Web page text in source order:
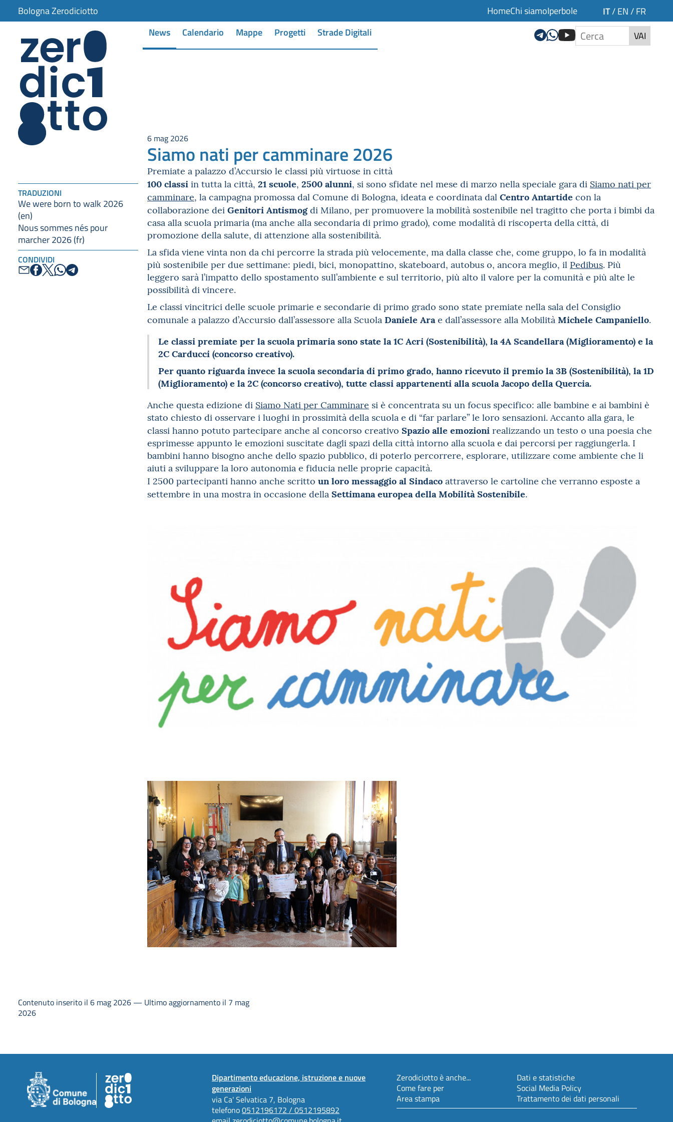
Bologna Zerodiciotto HomeChi siamoIperbole IT/ EN / FR
News Calendario Mappe Progetti Strade Digitali VAI
TRADUZIONI
We were born to walk 2026
(en)
Nous sommes nés pour
marcher 2026 (fr)
CONDIVIDI
6 mag 2026
Siamo nati per camminare 2026
Premiate a palazzo d’Accursio le classi più virtuose in città
100 classi in tutta la città, 21 scuole, 2500 alunni, si sono sfidate nel mese di marzo nella speciale gara di Siamo nati per
camminare, la campagna promossa dal Comune di Bologna, ideata e coordinata dal Centro Antartide con la
collaborazione dei Genitori Antismogdi Milano, per promuovere la mobilità sostenibile nel tragitto che porta i bimbi da
casa alla scuola primaria (ma anche alla secondaria di primo grado), come modalità di riscoperta della città, di
promozione della salute, di attenzione alla sostenibilità.
La sfida viene vinta non da chi percorre la strada più velocemente, ma dalla classe che, come gruppo, lo fa in modalità
più sostenibile per due settimane: piedi, bici, monopattino, skateboard, autobus o, ancora meglio, il Pedibus. Più
leggero sarà l’impatto dello spostamento sull’ambiente e sul territorio, più alto il valore per la comunità e più alte le
possibilità di vincere.
Le classi vincitrici delle scuole primarie e secondarie di primo grado sono state premiate nella sala del Consiglio
comunale a palazzo d’Accursio dall’assessore alla Scuola Daniele Arae dall’assessore alla Mobilità Michele Campaniello.
Le classi premiate per la scuola primaria sono state la 1C Acri (Sostenibilità), la 4A Scandellara (Miglioramento) e la
2C Carducci (concorso creativo).
Per quanto riguarda invece la scuola secondaria di primo grado, hanno ricevuto il premio la 3B (Sostenibilità), la 1D
(Miglioramento) e la 2C (concorso creativo), tutte classi appartenenti alla scuola Jacopo della Quercia.
Anche questa edizione di Siamo Nati per Camminare si è concentrata su un focus specifico: alle bambine e ai bambini è
stato chiesto di osservare i luoghi in prossimità della scuola e di “far parlare” le loro sensazioni. Accanto alla gara, le
classi hanno potuto partecipare anche al concorso creativo Spazio alle emozioni realizzando un testo o una poesia che
esprimesse appunto le emozioni suscitate dagli spazi della città intorno alla scuola e dai percorsi per raggiungerla. I
bambini hanno bisogno anche dello spazio pubblico, di poterlo percorrere, esplorare, utilizzare come ambiente che li
aiuti a sviluppare la loro autonomia e fiducia nelle proprie capacità.
I 2500 partecipanti hanno anche scritto un loro messaggio al Sindaco attraverso le cartoline che verranno esposte a
settembre in una mostra in occasione della Settimana europea della Mobilità Sostenibile.
Contenuto inserito il 6 mag 2026 — Ultimo aggiornamento il 7 mag
2026
Dipartimento educazione, istruzione e nuove
generazioni
via Ca' Selvatica 7, Bologna
telefono0512196172 / 0512195892
Zerodiciotto è anche...
Come fare per
Area stampa
Dati e statistiche
Social Media Policy
Trattamento dei dati personali